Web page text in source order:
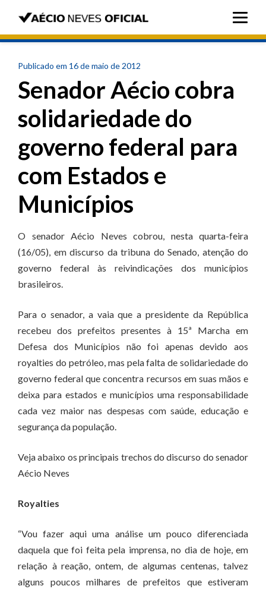
Publicado em 16 de maio de 2012
Senador Aécio cobra
solidariedade do
governo federal para
com Estados e
Municípios
O senador Aécio Neves cobrou, nesta quarta-feira
(16/05), em discurso da tribuna do Senado, atenção do
governo federal às reivindicações dos municípios
brasileiros.
Para o senador, a vaia que a presidente da República
recebeu dos prefeitos presentes à 15ª Marcha em
Defesa dos Municípios não foi apenas devido aos
royalties do petróleo, mas pela falta de solidariedade do
governo federal que concentra recursos em suas mãos e
deixa para estados e municípios uma responsabilidade
cada vez maior nas despesas com saúde, educação e
segurança da população.
Veja abaixo os principais trechos do discurso do senador
Aécio Neves
Royalties
“Vou fazer aqui uma análise um pouco diferenciada
daquela que foi feita pela imprensa, no dia de hoje, em
relação à reação, ontem, de algumas centenas, talvez
alguns poucos milhares de prefeitos que estiveram